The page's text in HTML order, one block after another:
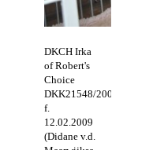
DKCH Irka
of Robert's
Choice
DKK21548/2009
f.
12.02.2009
(Didane v.d.